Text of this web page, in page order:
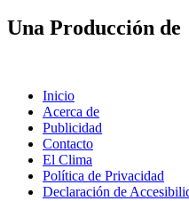
Una Producción de
Inicio
Acerca de
Publicidad
Contacto
El Clima
Política de Privacidad
Declaración de